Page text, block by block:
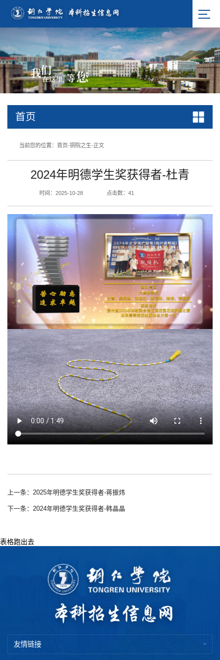
首页
当前您的位置： 首页-铜院之生- 正文
2024年明德学生奖获得者-杜青
时间：2025-10-28 点击数： 41
上一条：2025年明德学生奖获得者-蒋振炜
下一条：2024年明德学生奖获得者-韩晶晶
友情链接
表格跑出去